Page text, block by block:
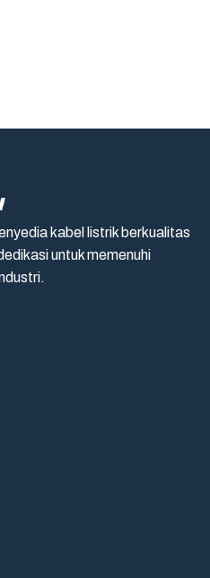
kabel listrik berkualitas
untuk memenuhi